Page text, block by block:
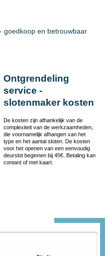
goedkoop en betrouwbaar
Ontgrendeling
service -
slotenmaker kosten
De kosten zijn afhankelijk van de
complexiteit van de werkzaamheden,
die voornamelijk afhangen van het
type en het aantal sloten. De kosten
voor het openen van een eenvoudig
deurslot beginnen bij 45€. Betaling kan
contant of met kaart.